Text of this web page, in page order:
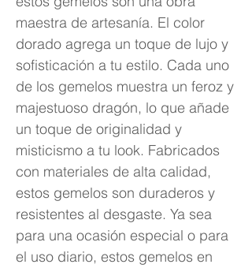
maestra de artesanía. El color
dorado agrega un toque de lujo y
sofisticación a tu estilo. Cada uno
de los gemelos muestra un feroz y
majestuoso dragón, lo que añade
un toque de originalidad y
misticismo a tu look. Fabricados
con materiales de alta calidad,
estos gemelos son duraderos y
resistentes al desgaste. Ya sea
para una ocasión especial o para
el uso diario, estos gemelos en